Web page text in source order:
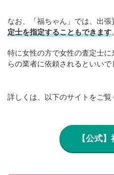
なお、「福ちゃん」では、出
定士を指定することもできます。
特に女性の方で女性の査定士
らの業者に依頼されるといいで
詳しくは、以下のサイトをご覧
【公式